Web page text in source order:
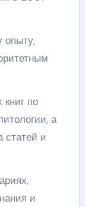
опыту,
книг по
а
статей и
и